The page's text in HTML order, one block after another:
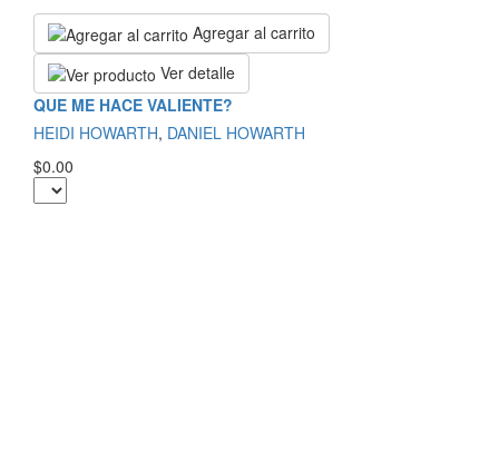
Agregar al carrito
Ver detalle
QUE ME HACE VALIENTE?
HEIDI HOWARTH, DANIEL HOWARTH
$0.00